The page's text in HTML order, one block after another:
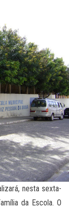
nesta sexta-
da Escola. O